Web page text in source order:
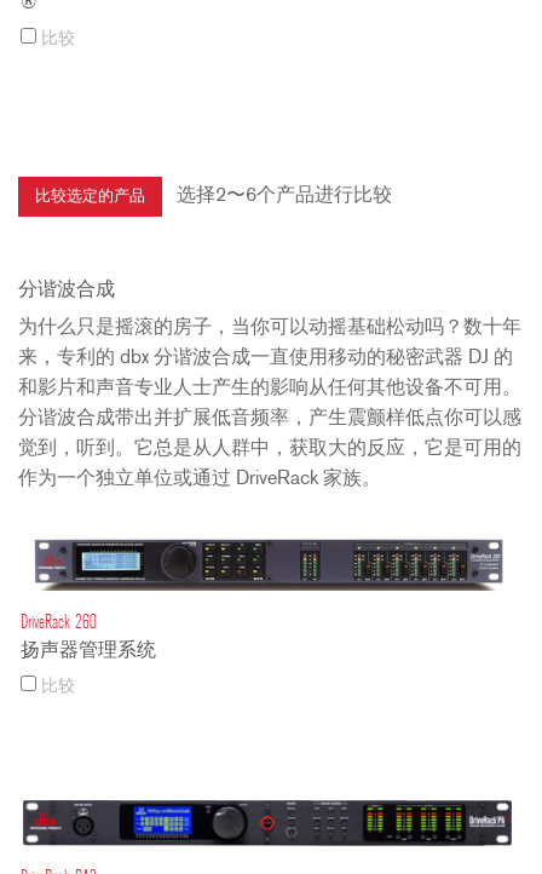
®
比较
选择2〜6个产品进行比较
分谐波合成
为什么只是摇滚的房子，当你可以动摇基础松动吗？数十年
来，专利的 dbx 分谐波合成一直使用移动的秘密武器 DJ 的
和影片和声音专业人士产生的影响从任何其他设备不可用。
分谐波合成带出并扩展低音频率，产生震颤样低点你可以感
觉到，听到。它总是从人群中，获取大的反应，它是可用的
作为一个独立单位或通过 DriveRack 家族。
DriveRack 260
扬声器管理系统
比较